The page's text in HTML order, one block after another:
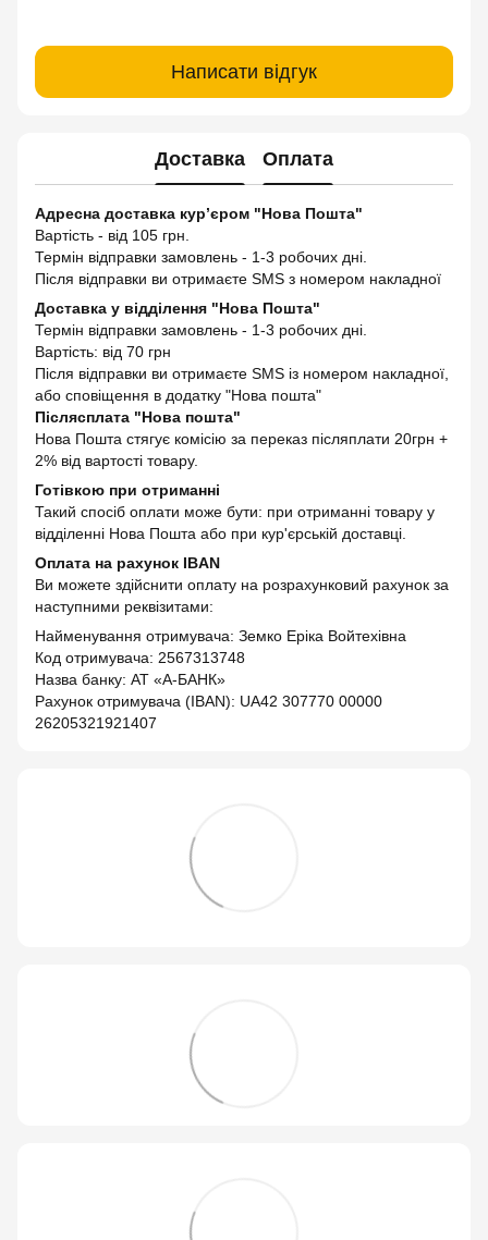
Написати відгук
Доставка Оплата
Адресна доставка кур’єром "Нова Пошта"
Вартість - від 105 грн.
Термін відправки замовлень - 1-3 робочих дні.
Після відправки ви отримаєте SMS з номером накладної
Доставка у відділення "Нова Пошта"
Термін відправки замовлень - 1-3 робочих дні.
Вартість: від 70 грн
Після відправки ви отримаєте SMS із номером накладної,
або сповіщення в додатку "Нова пошта"
Післясплата "Нова пошта"
Нова Пошта стягує комісію за переказ післяплати 20грн +
2% від вартості товару.
Готівкою при отриманні
Такий спосіб оплати може бути: при отриманні товару у
відділенні Нова Пошта або при кур'єрській доставці.
Оплата на рахунок IBAN
Ви можете здійснити оплату на розрахунковий рахунок за
наступними реквізитами:
Найменування отримувача: Земко Еріка Войтехівна
Код отримувача: 2567313748
Назва банку: АТ «А-БАНК»
Рахунок отримувача (IBAN): UA42 307770 00000
26205321921407